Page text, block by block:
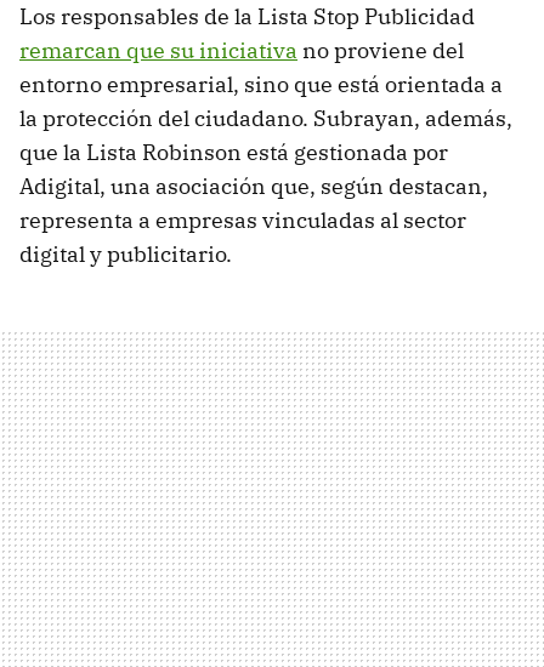
Los responsables de la Lista Stop Publicidad
remarcan que su iniciativa no proviene del
entorno empresarial, sino que está orientada a
la protección del ciudadano. Subrayan, además,
que la Lista Robinson está gestionada por
Adigital, una asociación que, según destacan,
representa a empresas vinculadas al sector
digital y publicitario.